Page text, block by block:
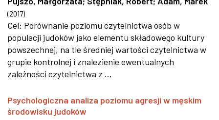
(2017)
Cel: Porównanie poziomu czytelnictwa osób w
populacji judoków jako elementu składowego kultury
powszechnej, na tle średniej wartości czytelnictwa w
grupie kontrolnej i znalezienie ewentualnych
zależności czytelnictwa z ...
Psychologiczna analiza poziomu agresji w męskim
środowisku judoków